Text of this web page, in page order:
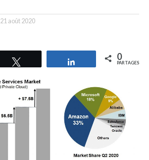
21 août 2020
Partagez 0
PARTAGES